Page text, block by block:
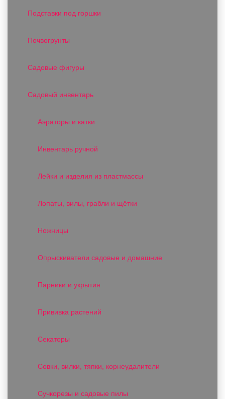
Подставки под горшки
Почвогрунты
Садовые фигуры
Садовый инвентарь
Аэраторы и катки
Инвентарь ручной
Лейки и изделия из пластмассы
Лопаты, вилы, грабли и щётки
Ножницы
Опрыскиватели садовые и домашние
Парники и укрытия
Прививка растений
Секаторы
Совки, вилки, тяпки, корнеудалители
Сучкорезы и садовые пилы